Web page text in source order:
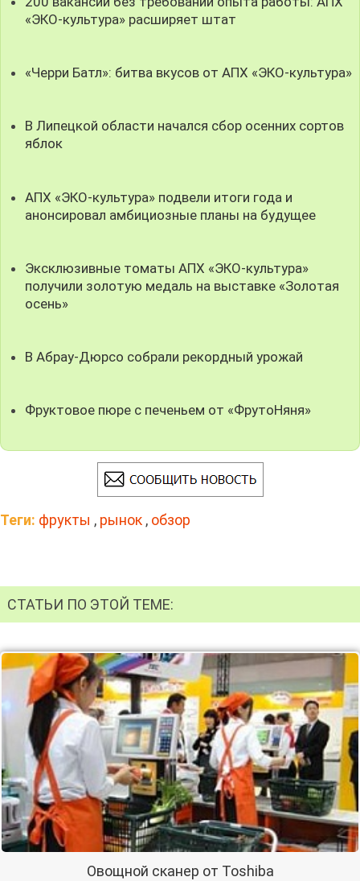
«ЭКО-культура» расширяет штат
«Черри Батл»: битва вкусов от АПХ «ЭКО-культура»
В Липецкой области начался сбор осенних сортов
яблок
АПХ «ЭКО-культура» подвели итоги года и
анонсировал амбициозные планы на будущее
Эксклюзивные томаты АПХ «ЭКО-культура»
получили золотую медаль на выставке «Золотая
осень»
В Абрау-Дюрсо собрали рекордный урожай
Фруктовое пюре с печеньем от «ФрутоНяня»
Теги: фрукты , рынок , обзор
СТАТЬИ ПО ЭТОЙ ТЕМЕ:
Овощной сканер от Toshiba